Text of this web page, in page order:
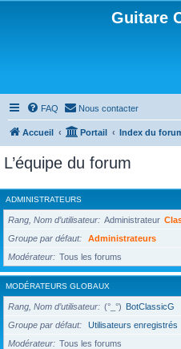
Guitare
FAQ Nous contacter
Accueil Portail Index du
L’équipe du forum
ADMINISTRATEURS
Rang, Nom d’utilisateur Administrateur
Groupe par défaut
Administrateurs
Modérateur
Tous les forums
MODÉRATEURS GLOBAUX
Rang, Nom d’utilisateur (°_°) BotClassicG
Groupe par défaut
Utilisateurs enregistrés
Modérateur
Tous les forums